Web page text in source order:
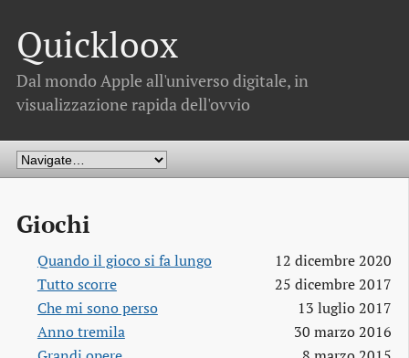
Quickloox
Dal mondo Apple all'universo digitale, in
visualizzazione rapida dell'ovvio
Giochi
Quando il gioco si fa lungo
12 dicembre 2020
Tutto scorre
25 dicembre 2017
Che mi sono perso
13 luglio 2017
Anno tremila
30 marzo 2016